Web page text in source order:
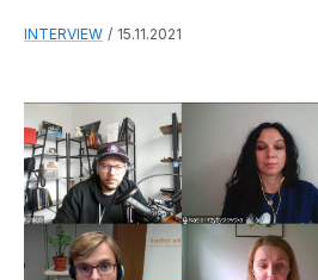
INTERVIEW 15.11.2021